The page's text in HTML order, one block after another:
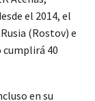
el 2014, el
(Rostov) e
cumplirá 40
en su